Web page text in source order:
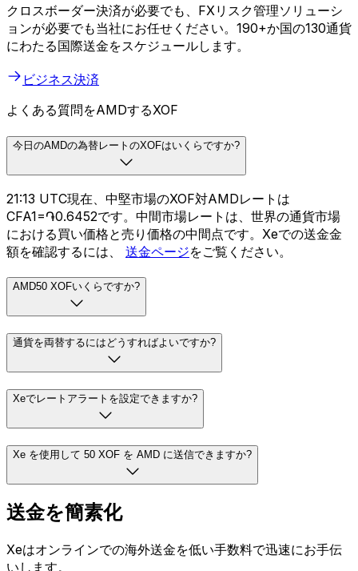
クロスボーダー決済が必要でも、FXリスク管理ソリューシ
ョンが必要でも当社にお任せください。190+か国の130通貨
にわたる国際送金をスケジュールします。
ビジネス決済
よくある質問をAMDするXOF
今日のAMDの為替レートのXOFはいくらですか?
21:13 UTC現在、中堅市場のXOF対AMDレートは
CFA1=֏0.6452です。中間市場レートは、世界の通貨市場
における買い価格と売り価格の中間点です。Xeでの送金金
額を確認するには、 送金ページをご覧ください。
AMD50 XOFいくらですか?
通貨を両替するにはどうすればよいですか?
Xeでレートアラートを設定できますか?
Xe を使用して 50 XOF を AMD に送信できますか?
送金を簡素化
Xeはオンラインでの海外送金を低い手数料で迅速にお手伝
いします。